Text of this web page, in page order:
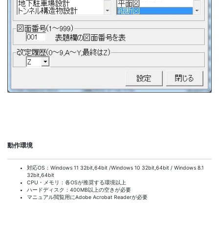
動作環境
対応OS：Windows 11 32bit,64bit /Windows 10 32bit,64bit / Windows 8.1
32bit,64bit
CPU・メモリ：各OSが推奨する環境以上
ハードディスク：400MB以上の空きが必要
マニュアル閲覧用にAdobe Acrobat Readerが必要